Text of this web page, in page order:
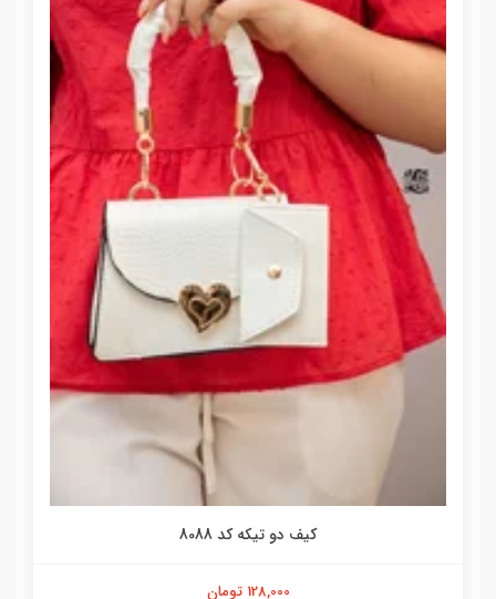
کیف دو تیکه کد 8088
128,000 تومان